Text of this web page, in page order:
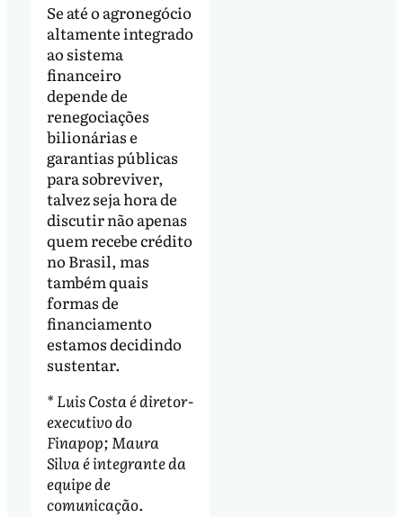
Se até o agronegócio
altamente integrado
ao sistema
financeiro
depende de
renegociações
bilionárias e
garantias públicas
para sobreviver,
talvez seja hora de
discutir não apenas
quem recebe crédito
no Brasil, mas
também quais
formas de
financiamento
estamos decidindo
sustentar.
* Luis Costa é diretor-
executivo do
Finapop; Maura
Silva é integrante da
equipe de
comunicação.